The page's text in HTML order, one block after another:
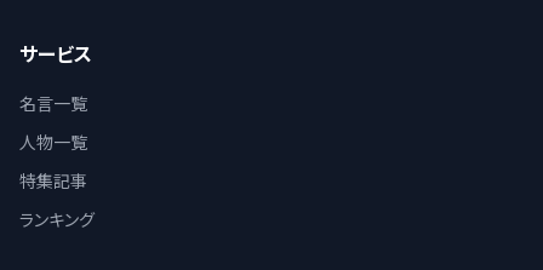
サービス
名言一覧
人物一覧
特集記事
ランキング